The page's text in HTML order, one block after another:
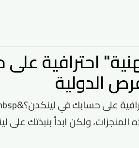
احترافية
الدولية